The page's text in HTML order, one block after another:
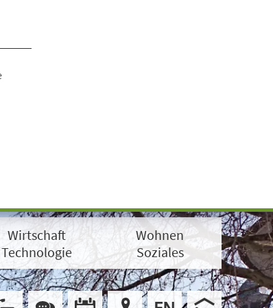
Wirtschaft
Technologie
Wohnen
Soziales